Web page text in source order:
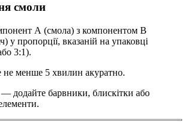
смоли
А (смола) з компонентом B
у пропорції, вказаній на упаковці
3:1).
не менше 5 хвилин акуратно.
додайте барвники, блискітки або